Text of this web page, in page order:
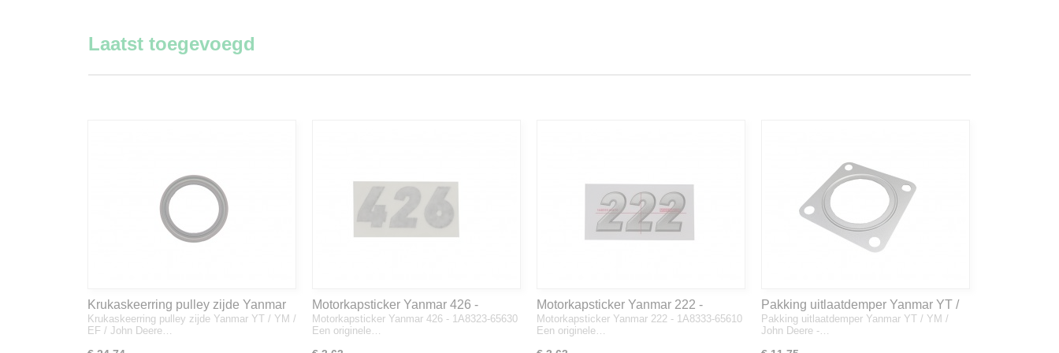
Laatst toegevoegd
Krukaskeerring pulley zijde Yanmar
YT / YM / EF / John Deere - 119934-
01800
Krukaskeerring pulley zijde Yanmar YT / YM /
EF / John Deere…
Motorkapsticker Yanmar 426 -
1A8323-65630
Motorkapsticker Yanmar 426 - 1A8323-65630
Een originele…
Motorkapsticker Yanmar 222 -
1A8333-65610
Motorkapsticker Yanmar 222 - 1A8333-65610
Een originele…
Pakking uitlaatdemper Yanmar YT /
YM / John Deere - 128300-13230
Pakking uitlaatdemper Yanmar YT / YM /
John Deere -…